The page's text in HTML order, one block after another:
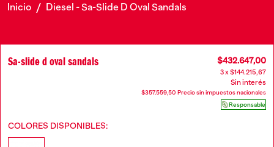
Inicio / Diesel - Sa-Slide D Oval Sandals
Sa-slide d oval sandals $432.647,00
3 x $144.215,67
Sin interés
$357.559,50 Precio sin impuestos nacionales
Responsable
COLORES DISPONIBLES: